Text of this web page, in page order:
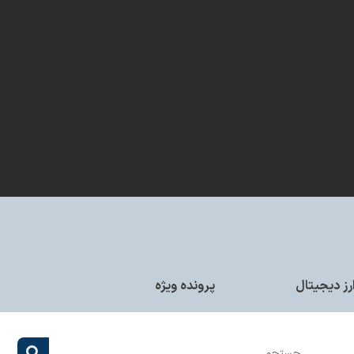
ارز دیجیتال پرونده ویژه